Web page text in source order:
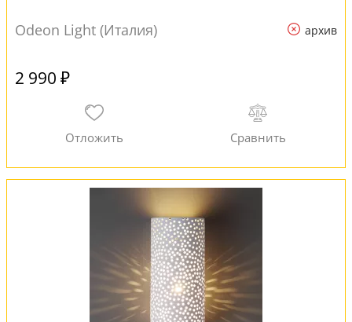
Odeon Light (Италия) архив
2 990 ₽